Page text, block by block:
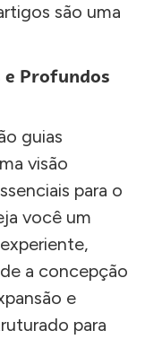
são uma
e Profundos
guias
visão
para o
você um
a concepção
e
para